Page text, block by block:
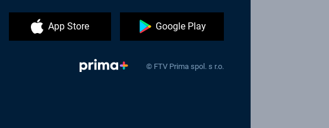
App Store Google Play
© FTV Prima spol. s r.o.